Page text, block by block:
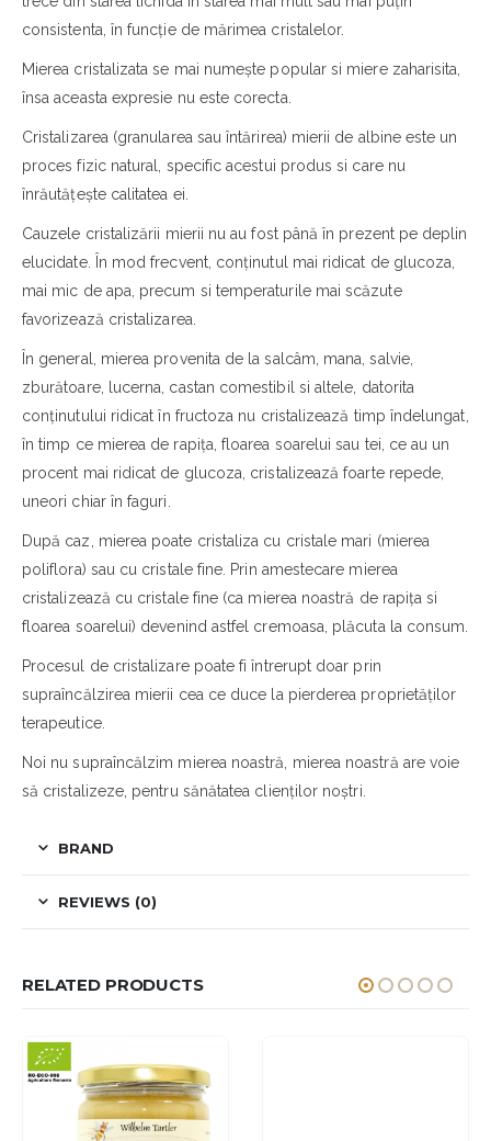
consistenta, în funcție de mărimea cristalelor.
Mierea cristalizata se mai numește popular si miere zaharisita,
însa aceasta expresie nu este corecta.
Cristalizarea (granularea sau întărirea) mierii de albine este un
proces fizic natural, specific acestui produs si care nu
înrăutățește calitatea ei.
Cauzele cristalizării mierii nu au fost până în prezent pe deplin
elucidate. În mod frecvent, conținutul mai ridicat de glucoza,
mai mic de apa, precum si temperaturile mai scăzute
favorizează cristalizarea.
În general, mierea provenita de la salcâm, mana, salvie,
zburătoare, lucerna, castan comestibil si altele, datorita
conținutului ridicat în fructoza nu cristalizează timp îndelungat,
în timp ce mierea de rapița, floarea soarelui sau tei, ce au un
procent mai ridicat de glucoza, cristalizează foarte repede,
uneori chiar în faguri.
După caz, mierea poate cristaliza cu cristale mari (mierea
poliflora) sau cu cristale fine. Prin amestecare mierea
cristalizează cu cristale fine (ca mierea noastră de rapița si
floarea soarelui) devenind astfel cremoasa, plăcuta la consum.
Procesul de cristalizare poate fi întrerupt doar prin
supraîncălzirea mierii cea ce duce la pierderea proprietăților
terapeutice.
Noi nu supraîncălzim mierea noastră, mierea noastră are voie
să cristalizeze, pentru sănătatea clienților noștri.
BRAND
REVIEWS (0)
RELATED PRODUCTS